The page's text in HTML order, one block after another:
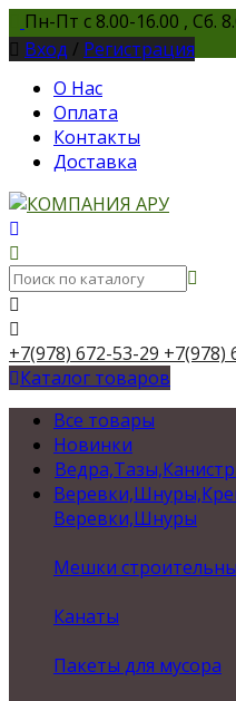
Пн-Пт с 8.00-16.00 , Сб.
Вход / Регистрация
О Нас
Оплата
Контакты
Доставка
+7(978) 672-53-29 +7(978)
Каталог товаров
Все товары
Новинки
Веревки,Шнуры
Мешки
Канаты
Пакеты для мусора